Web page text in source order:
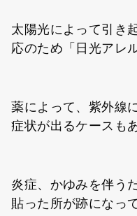
太陽光によって引き
応のため「日光アレ
薬によって、紫外線
症状が出るケースも
炎症、かゆみを伴う
貼った所が跡になっ